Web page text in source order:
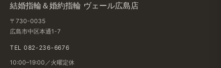
結婚​指輪＆婚約指輪 ヴェール​広島店
〒730-0035
広島市中区本通1-7
TEL 082-236-6676
10:00–19:00／火曜定休